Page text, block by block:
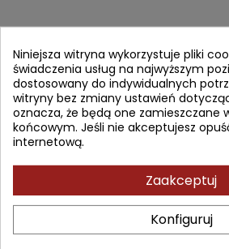
- 16,10 zł
Niniejsza witryna wykorzystuje pliki
świadczenia usług na najwyższym
dostosowany do indywidualnych
witryny bez zmiany ustawień
oznacza, że będą one zamieszczane
końcowym. Jeśli nie akceptujesz
internetową.
Zaakceptuj
Konfiguruj